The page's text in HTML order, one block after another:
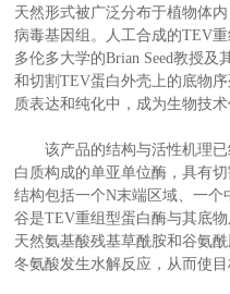
天然形式被广泛分布于植物体
病毒基因组。人工合成的TEV
多伦多大学的Brian Seed教授及
和切割TEV蛋白外壳上的底物
质表达和纯化中，成为生物技术
该产品的结构与活性机理已
白质构成的单亚单位酶，具有
结构包括一个N末端区域、一
谷是TEV重组型蛋白酶与其底
天然氨基酸残基草酰胺和谷氨
冬氨酸发生水解反应，从而使目